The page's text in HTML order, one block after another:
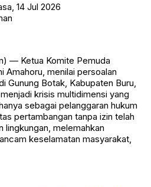
14 Jul 2026
— Ketua Komite Pemuda
Amahoru, menilai persoalan
Gunung Botak, Kabupaten Buru,
krisis multidimensi yang
sebagai pelanggaran hukum
pertambangan tanpa izin telah
lingkungan, melemahkan
keselamatan masyarakat,